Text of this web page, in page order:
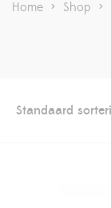
Home > Shop >